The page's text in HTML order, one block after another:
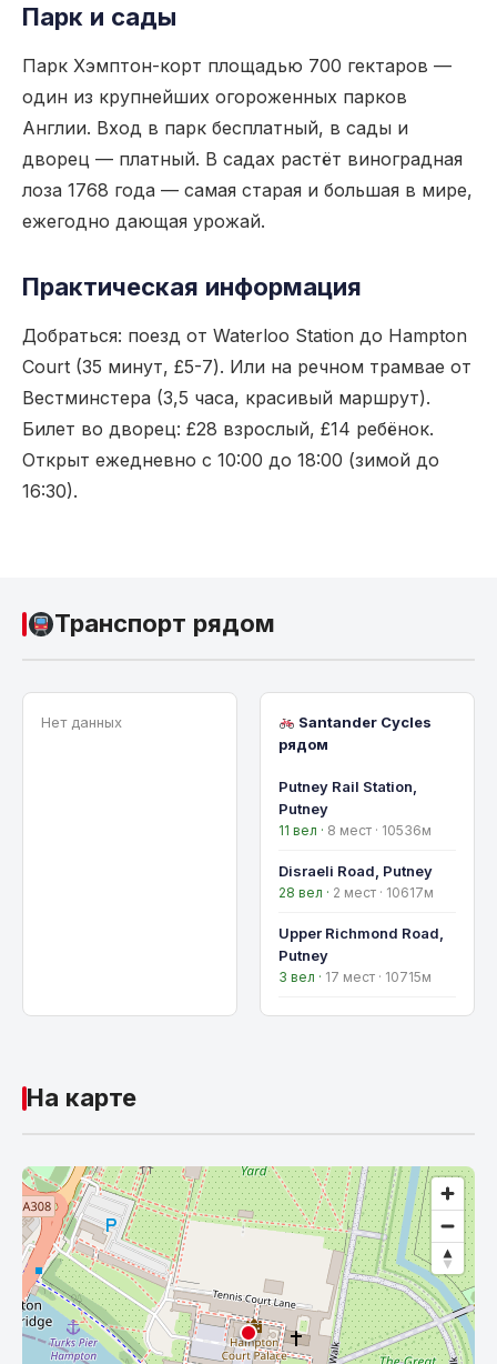
Парк и сады
Парк Хэмптон-корт площадью 700 гектаров —
один из крупнейших огороженных парков
Англии. Вход в парк бесплатный, в сады и
дворец — платный. В садах растёт виноградная
лоза 1768 года — самая старая и большая в мире,
ежегодно дающая урожай.
Практическая информация
Добраться: поезд от Waterloo Station до Hampton
Court (35 минут, £5-7). Или на речном трамвае от
Вестминстера (3,5 часа, красивый маршрут).
Билет во дворец: £28 взрослый, £14 ребёнок.
Открыт ежедневно с 10:00 до 18:00 (зимой до
16:30).
Транспорт рядом
Нет данных
Santander Cycles
рядом
Putney Rail Station,
Putney
11 вел · 8 мест · 10536м
Disraeli Road, Putney
28 вел · 2 мест · 10617м
Upper Richmond Road,
Putney
3 вел · 17 мест · 10715м
На карте